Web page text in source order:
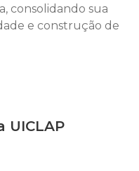
consolidando sua
e construção de
UICLAP